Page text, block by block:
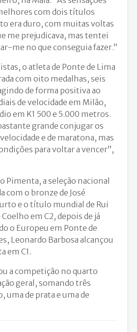
com dois títulos
era duro, com muitas voltas
me prejudicava, mas tentei
me no que conseguia fazer.”
o atleta de Ponte de Lima
com oito medalhas, seis
de forma positiva ao
de velocidade em Milão,
em K1 500 e 5.000 metros.
grande conjugar os
e de maratona, mas
para voltar a vencer”,
Pimenta, a seleção nacional
com o bronze de José
e o título mundial de Rui
Coelho em C2, depois de já
o Europeu em Ponte de
Leonardo Barbosa alcançou
em C1.
a competição no quarto
geral, somando três
uma de prata e uma de